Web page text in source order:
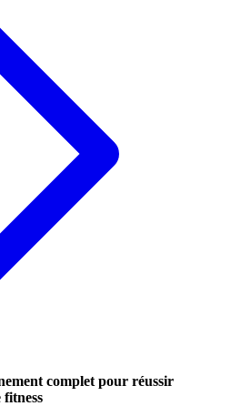
complet pour réussir
fitness